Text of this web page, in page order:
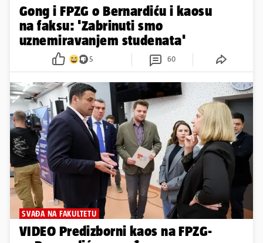
Gong i FPZG o Bernardiću i kaosu
na faksu: 'Zabrinuti smo
uznemiravanjem studenata'
5 60
SVAĐA NA FAKULTETU
VIDEO Predizborni kaos na FPZG-